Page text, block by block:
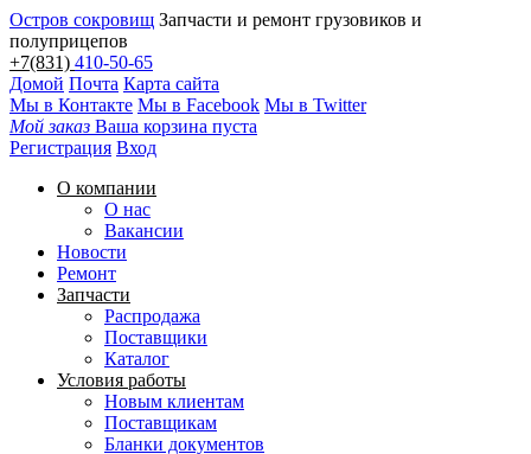
Остров сокровищ Запчасти и ремонт грузовиков и
полуприцепов
+7(831) 410-50-65
Домой Почта Карта сайта
Мы в Контакте Мы в Facebook Мы в Twitter
Мой заказ Ваша корзина пуста
Регистрация Вход
О компании
О нас
Вакансии
Новости
Ремонт
Запчасти
Распродажа
Поставщики
Каталог
Условия работы
Новым клиентам
Поставщикам
Бланки документов